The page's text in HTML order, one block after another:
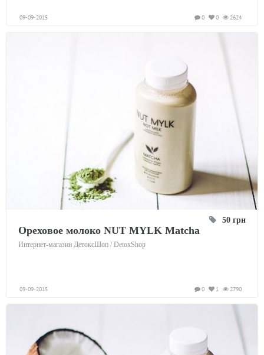
09-09-2015 2624
0
0
50 грн
Ореховое молоко NUT MYLK Matcha
Интернет-магазин ДетоксШоп / DetoxShop
09-09-2015 2790
1
0